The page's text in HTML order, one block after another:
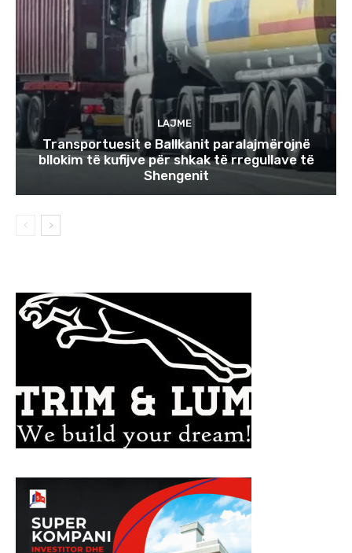
LAJME
Transportuesit e Ballkanit paralajmërojnë
bllokim të kufijve për shkak të rregullave të
Shengenit